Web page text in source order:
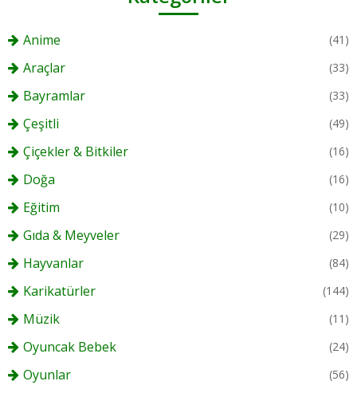
Anime (41)
Araçlar (33)
Bayramlar (33)
Çeşitli (49)
Çiçekler & Bitkiler (16)
Doğa (16)
Eğitim (10)
Gıda & Meyveler (29)
Hayvanlar (84)
Karikatürler (144)
Müzik (11)
Oyuncak Bebek (24)
Oyunlar (56)